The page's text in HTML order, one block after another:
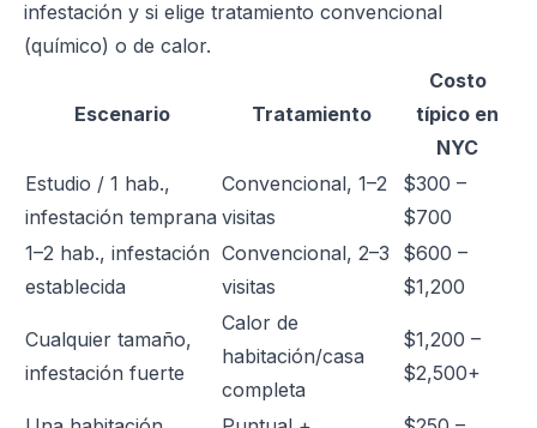
infestación y si elige tratamiento convencional
(químico) o de calor.
Escenario Tratamiento
Costo
típico en
NYC
Estudio / 1 hab.,
infestación temprana
Convencional, 1–2
visitas
$300 –
$700
1–2 hab., infestación
establecida
Convencional, 2–3
visitas
$600 –
$1,200
Cualquier tamaño,
infestación fuerte
Calor de
habitación/casa
completa
$1,200 –
$2,500+